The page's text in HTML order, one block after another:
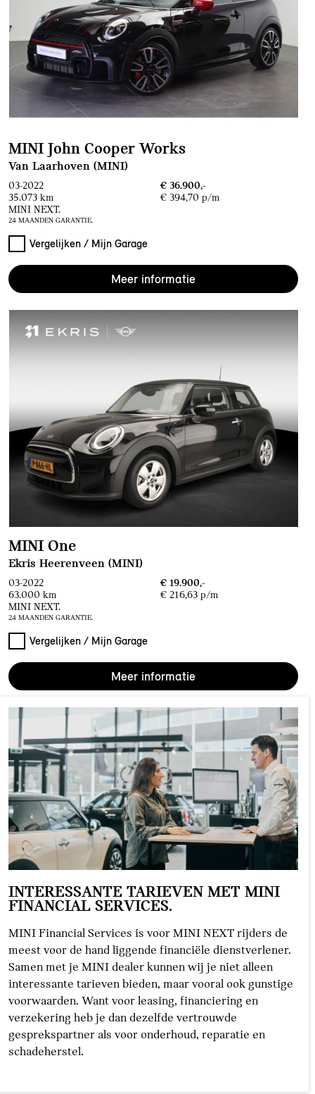
MINI John Cooper Works
Van Laarhoven (MINI)
03-2022
€ 36.900,-
35.073 km
€ 394,70 p/m
MINI NEXT.
24 MAANDEN GARANTIE.
Vergelijken / Mijn Garage
Meer informatie
MINI One
Ekris Heerenveen (MINI)
03-2022
€ 19.900,-
63.000 km
€ 216,63 p/m
MINI NEXT.
24 MAANDEN GARANTIE.
Vergelijken / Mijn Garage
Meer informatie
INTERESSANTE TARIEVEN MET MINI
FINANCIAL SERVICES.
MINI Financial Services is voor MINI NEXT rijders de
meest voor de hand liggende financiële dienstverlener.
Samen met je MINI dealer kunnen wij je niet alleen
interessante tarieven bieden, maar vooral ook gunstige
voorwaarden. Want voor leasing, financiering en
verzekering heb je dan dezelfde vertrouwde
gesprekspartner als voor onderhoud, reparatie en
schadeherstel.